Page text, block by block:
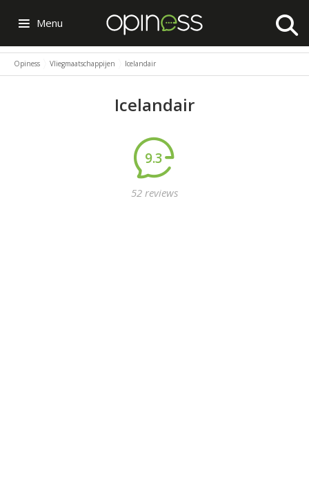
Menu
Opiness Vliegmaatschappijen Icelandair
Icelandair
9.3
52 reviews